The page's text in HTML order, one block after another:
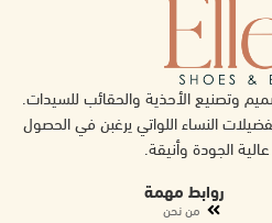
وتصنيع الأحذية والحقائب للسيدات.
النساء اللواتي يرغبن في الحصول
الجودة وأنيقة.
روابط مهمة
من نحن